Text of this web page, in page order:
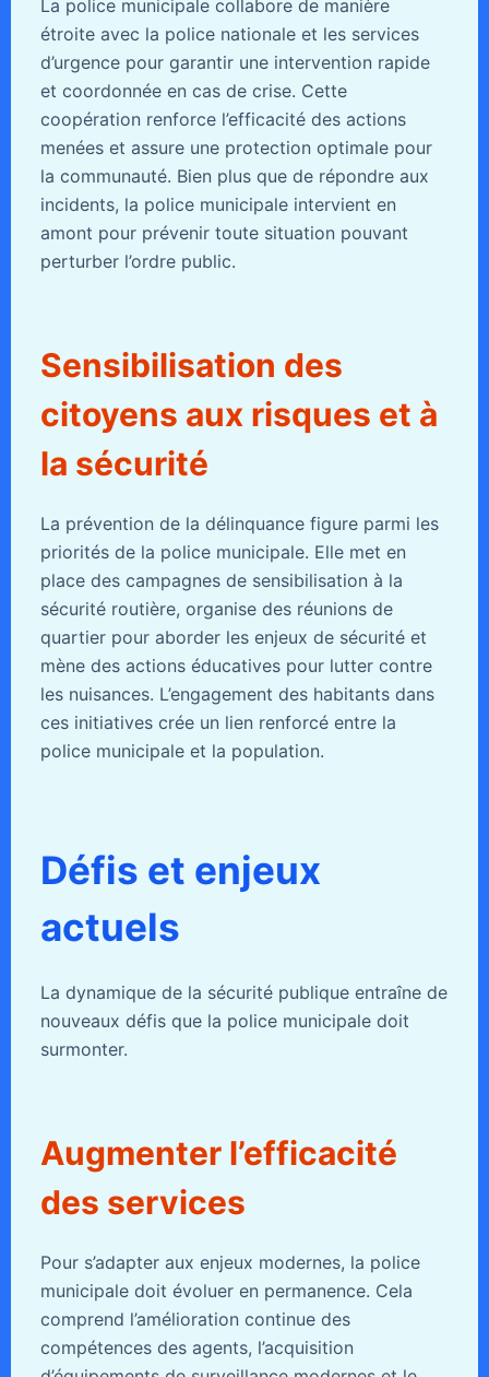
La police municipale collabore de manière
étroite avec la police nationale et les services
d’urgence pour garantir une intervention rapide
et coordonnée en cas de crise. Cette
coopération renforce l’efficacité des actions
menées et assure une protection optimale pour
la communauté. Bien plus que de répondre aux
incidents, la police municipale intervient en
amont pour prévenir toute situation pouvant
perturber l’ordre public.
Sensibilisation des
citoyens aux risques et à
la sécurité
La prévention de la délinquance figure parmi les
priorités de la police municipale. Elle met en
place des campagnes de sensibilisation à la
sécurité routière, organise des réunions de
quartier pour aborder les enjeux de sécurité et
mène des actions éducatives pour lutter contre
les nuisances. L’engagement des habitants dans
ces initiatives crée un lien renforcé entre la
police municipale et la population.
Défis et enjeux
actuels
La dynamique de la sécurité publique entraîne de
nouveaux défis que la police municipale doit
surmonter.
Augmenter l’efficacité
des services
Pour s’adapter aux enjeux modernes, la police
municipale doit évoluer en permanence. Cela
comprend l’amélioration continue des
compétences des agents, l’acquisition